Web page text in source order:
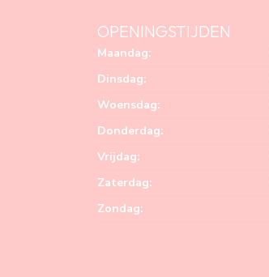
OPENINGSTIJDEN
Maandag:
Dinsdag:
Woensdag:
Donderdag:
Vrijdag:
Zaterdag:
Zondag: